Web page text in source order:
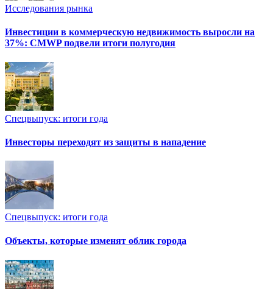
Исследования рынка
Инвестиции в коммерческую недвижимость выросли на
37%: CMWP подвели итоги полугодия
Спецвыпуск: итоги года
Инвесторы переходят из защиты в нападение
Спецвыпуск: итоги года
Объекты, которые изменят облик города